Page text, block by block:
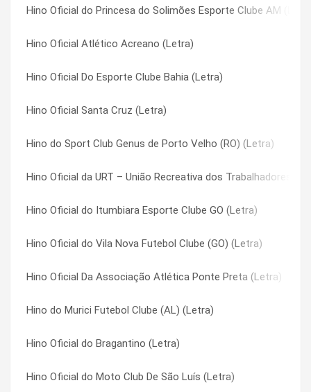
Hino Oficial do Princesa do Solimões Esporte Clube AM
Hino Oficial Atlético Acreano (Letra)
Hino Oficial Do Esporte Clube Bahia (Letra)
Hino Oficial Santa Cruz (Letra)
Hino do Sport Club Genus de Porto Velho (RO) (Letra)
Hino Oficial da URT – União Recreativa dos Trabalhadores
Hino Oficial do Itumbiara Esporte Clube GO (Letra)
Hino Oficial do Vila Nova Futebol Clube (GO) (Letra)
Hino Oficial Da Associação Atlética Ponte Preta (Letra)
Hino do Murici Futebol Clube (AL) (Letra)
Hino Oficial do Bragantino (Letra)
Hino Oficial do Moto Club De São Luís (Letra)
Hino do Trem Desportivo Clube (AP) (Letra)
Hino Oficial do Princesa do Solimões Esporte Clube AM
Hino Oficial Atlético Acreano (Letra)
Hino do Macaé Esporte Futebol Clube (RJ) (Letra)
Hino do Mogi Mirim (SP) (Letra)
Hino do Tombense Futebol Clube ( Tombos / MG ) (Letra)
Hino Oficial do Joinville Esporte Clube (Letra)
Hino Oficial do Tupi (MG) (Letra)
Hino Oficial do Esporte Clube São Bento (SP) (Letra)
Hino Oficial do Bragantino (Letra)
Hino do Sociedade Esportiva Ypiranga Futebol Clube (Letra)
Hino Oficial do Volta Redonda Futebol Clube (RJ) (Letra)
Hino Oficial da Associação Atlética Luziania DF (Letra)
Hino Oficial Da Associação Atlética Ponte Preta (Letra)
Hino Oficial da Associação Atlética Portuguesa RJ (Letra)
Hino Oficial da Associação Chapecoense de Futebol (SC)
Hino Oficial da Sociedade Desportiva Juazeirense BA (Letra)
Hino Oficial Da Sociedade Esportiva Palmeiras (Letra)
Hino Oficial da URT – União Recreativa dos Trabalhadores
Hino Oficial do América Futebol Clube (RN) (Letra)
Hino Oficial do America Futebol clube Recife PE (Letra)
Hino Oficial do Anapolis Futebol Clube GO (Letra)
Hino Oficial do Atlético Goianiense (Letra)
Hino Oficial do Avaí Futebol Clube (Letra)